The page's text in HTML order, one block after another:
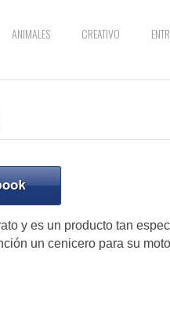
ANIMALES CREATIVO
y es un producto tan
un cenicero para su